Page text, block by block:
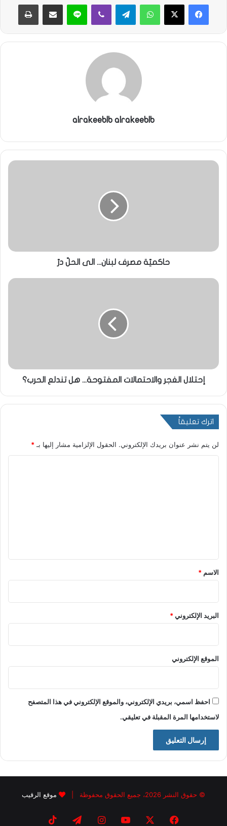
واتساب لاين
alrakeeblb alrakeeblb
حاكميّة مصرف لبنان... الى الحلّ درّ
إحتلال الغجر والاحتمالات المفتوحة... هل تندلع الحرب؟
اترك تعليقاً
لن يتم نشر عنوان بريدك الإلكتروني. الحقول الإلزامية مشار إليها بـ*
*
الاسم *
البريد الإلكتروني*
الموقع الإلكتروني
احفظ اسمي، بريدي الإلكتروني، والموقع الإلكتروني في هذا المتصفح
لاستخدامها المرة المقبلة في تعليقي.
© حقوق النشر 2026، جميع الحقوق محفوظة | موقع الرقيب
فيسبوك يوتيوب انستقرام تيلقرام